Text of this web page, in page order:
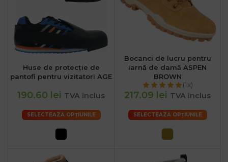
Huse de protecție de
pantofi pentru vizitatori AGE
190.60 lei TVA inclus
SELECTEAZĂ OPȚIUNILE
Bocanci de lucru pentru
iarnă de damă ASPEN
BROWN
(1x)
217.09 lei TVA inclus
SELECTEAZĂ OPȚIUNILE